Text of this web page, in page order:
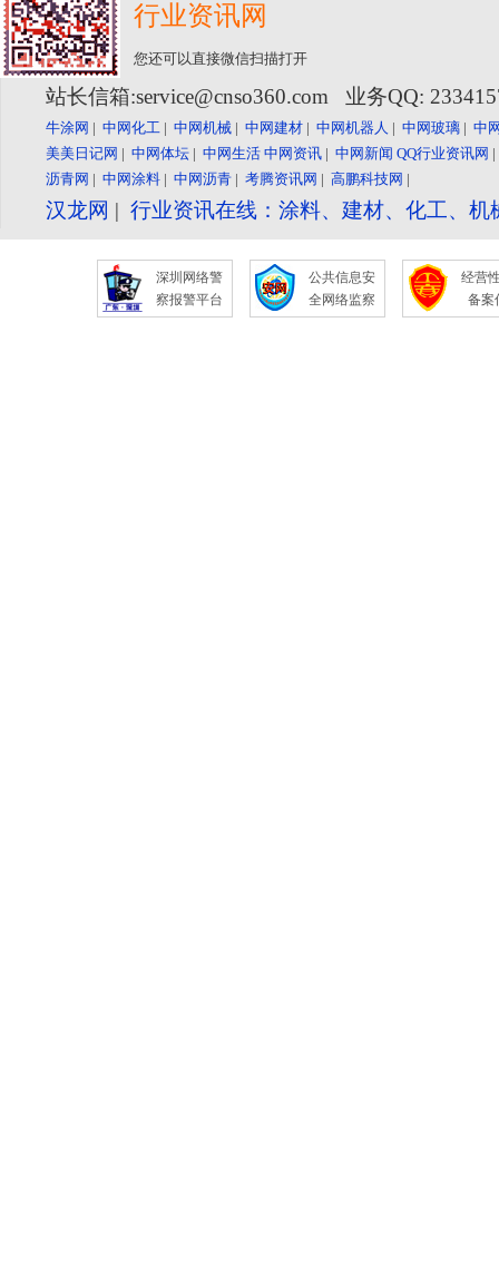
行业资讯网
您还可以直接微信扫描打开
站长信箱:service@cnso360.com 业务QQ:
牛涂网 | 中网化工 | 中网机械 | 中网建材 | 中网机器人 | 中网玻璃 | 中
美美日记网 | 中网体坛 | 中网生活 中网资讯 | 中网新闻 QQ行业资讯网
沥青网 | 中网涂料 | 中网沥青 | 考腾资讯网 | 高鹏科技网 |
汉龙网 | 行业资讯在线：涂料、建材、化工、
深圳网络警
察报警平台
公共信息安
全网络监察
经营
备案